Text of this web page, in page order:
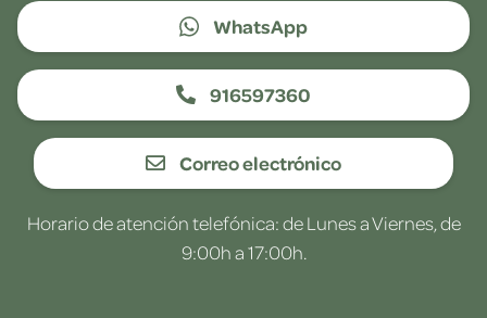
WhatsApp
916597360
Correo electrónico
Horario de atención telefónica: de Lunes a Viernes, de
9:00h a 17:00h.